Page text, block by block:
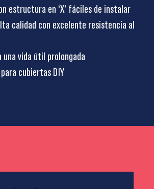
estructura en ‘X’ fáciles de instalar
calidad con excelente resistencia al
una vida útil prolongada
cubiertas DIY